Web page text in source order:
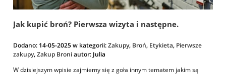
Jak kupić broń? Pierwsza wizyta i następne.
Dodano: 14-05-2025w kategorii:Zakupy, Broń, Etykieta, Pierwsze
zakupy,Zakup Broniautor: Julia
W dzisiejszym wpisie zajmiemy się z goła innym tematem jakim są